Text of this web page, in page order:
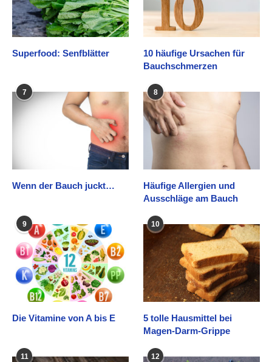
Superfood: Senfblätter
10 häufige Ursachen für
Bauchschmerzen
7
Wenn der Bauch juckt…
8
Häufige Allergien und
Ausschläge am Bauch
9
Die Vitamine von A bis E
10
5 tolle Hausmittel bei
Magen-Darm-Grippe
11 12